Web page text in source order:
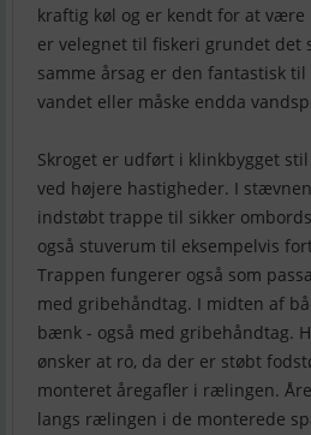
kraftig køl og er kendt for at være
er velegnet til fiskeri grundet det
samme årsag er den fantastisk
vandet eller måske endda
Skroget er udført i klinkbygget
ved højere hastigheder. I
indstøbt trappe til sikker
også stuverum til eksempelvis
Trappen fungerer også som
med gribehåndtag. I midten af
bænk - også med gribehåndtag.
ønsker at ro, da der er støbt
monteret åregafler i rælingen.
langs rælingen i de monterede